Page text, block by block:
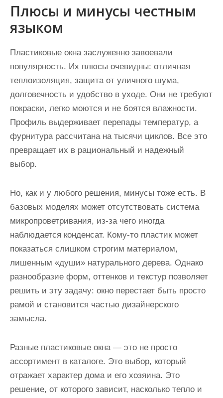
Плюсы и минусы честным
языком
Пластиковые окна заслуженно завоевали
популярность. Их плюсы очевидны: отличная
теплоизоляция, защита от уличного шума,
долговечность и удобство в уходе. Они не требуют
покраски, легко моются и не боятся влажности.
Профиль выдерживает перепады температур, а
фурнитура рассчитана на тысячи циклов. Все это
превращает их в рациональный и надежный
выбор.
Но, как и у любого решения, минусы тоже есть. В
базовых моделях может отсутствовать система
микропроветривания, из-за чего иногда
наблюдается конденсат. Кому-то пластик может
показаться слишком строгим материалом,
лишенным «души» натурального дерева. Однако
разнообразие форм, оттенков и текстур позволяет
решить и эту задачу: окно перестает быть просто
рамой и становится частью дизайнерского
замысла.
Разные пластиковые окна — это не просто
ассортимент в каталоге. Это выбор, который
отражает характер дома и его хозяина. Это
решение, от которого зависит, насколько тепло и